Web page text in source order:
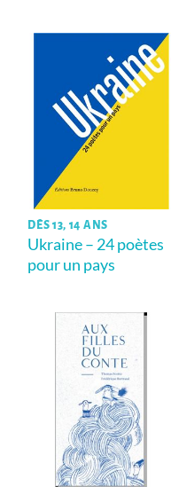
DÈS 13, 14 ANS
Ukraine – 24 poètes
pour un pays